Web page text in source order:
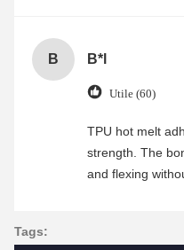
B B*l
Utile (60)
TPU hot melt
strength. The
and flexing
Tags: